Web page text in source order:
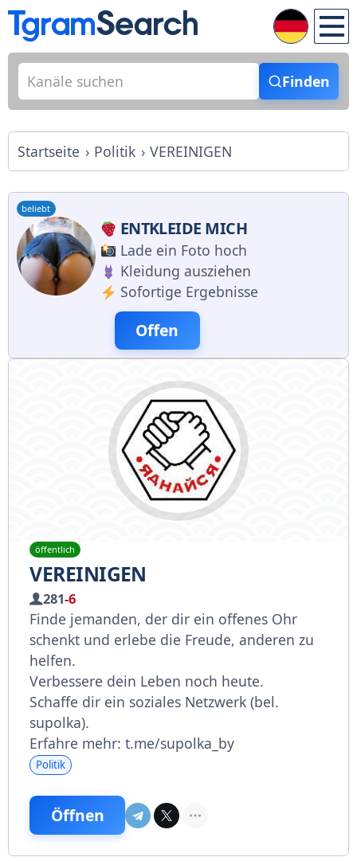
Finden
Startseite Politik VEREINIGEN
beliebt
ENTKLEIDE MICH
Lade ein Foto hoch
Kleidung ausziehen
Sofortige Ergebnisse
Offen
öffentlich
VEREINIGEN
281-6
Finde jemanden, der dir ein offenes Ohr
schenkt und erlebe die Freude, anderen zu
helfen.
Verbessere dein Leben noch heute.
Schaffe dir ein soziales Netzwerk (bel.
supolka).
Erfahre mehr: t.me/supolka_by
Politik
Öffnen